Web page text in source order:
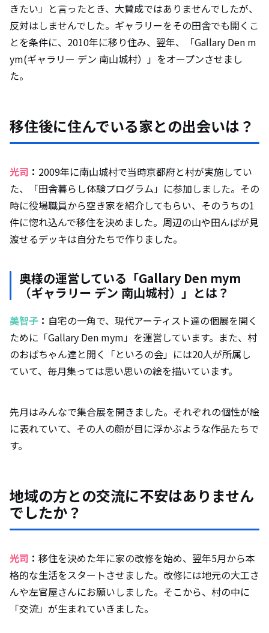
きたい」と言ったとき、大賛成ではありませんでしたが、
反対はしませんでした。ギャラリーをその田舎でも開くこ
とを条件に、2010年に移り住み、翌年、「Gallary Den m
ym(ギャラリー デン 南山城村）」をオープンさせまし
た。
移住後に住んでいる家との出会いは？
光司 ： 2009年に南山城村で当時京都府と村が実施してい
た、「田舎暮らし体験プログラム」に参加しました。その
時に役場職員から空き家を紹介してもらい、そのうちの1
件に惚れ込んで移住を決めました。周辺の山や田んばが見
渡せるデッキは自分たちで作りました。
奥様の運営している「Gallary Den mym
（ギャラリー デン 南山城村）」とは？
美智子 ： 自宅の一角で、現代アーティスト達の個展を開く
ために「Gallary Den mym」を運営しています。また、村
のおばちゃん達と開く「といろの会」には20人が所属し
ていて、毎月集っては思い思いの絵を描いています。
先月はみんなで集合展を開きました。それぞれの個性が絵
に表れていて、その人の顔が目に浮かぶような作品たちで
す。
地域の方との交流に不安はありません
でしたか？
光司 ： 移住を決めた年に家の改修を始め、翌年5月から本
格的な生活をスタートさせました。改修には地元の大工さ
んや左官屋さんにお願いしました。そこから、村の中に
「交流」が生まれていきました。